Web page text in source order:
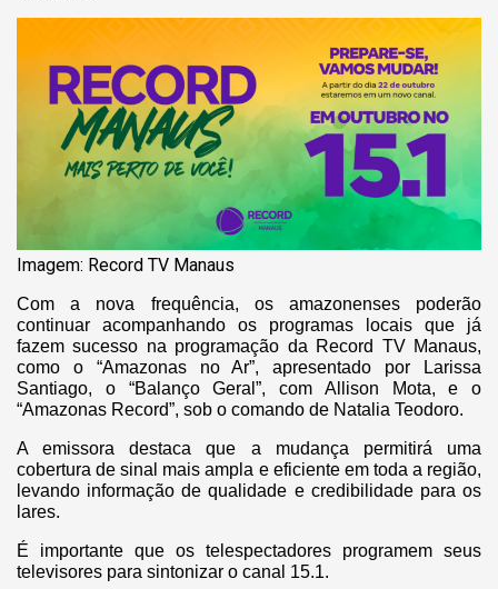
Imagem: Record TV Manaus
Com a nova frequência, os amazonenses poderão
continuar acompanhando os programas locais que já
fazem sucesso na programação da Record TV Manaus,
como o “Amazonas no Ar”, apresentado por Larissa
Santiago, o “Balanço Geral”, com Allison Mota, e o
“Amazonas Record”, sob o comando de Natalia Teodoro.
A emissora destaca que a mudança permitirá uma
cobertura de sinal mais ampla e eficiente em toda a região,
levando informação de qualidade e credibilidade para os
lares.
É importante que os telespectadores programem seus
televisores para sintonizar o canal 15.1.